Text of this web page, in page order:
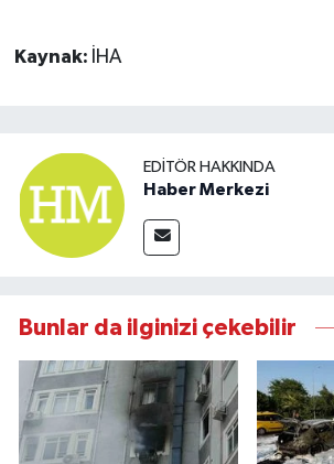
Kaynak: İHA
EDITÖR HAKKINDA
Haber Merkezi
Bunlar da ilginizi çekebilir